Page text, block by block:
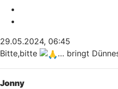
29.05.2024, 06:45
Bitte,bitte
… bringt
Jonny